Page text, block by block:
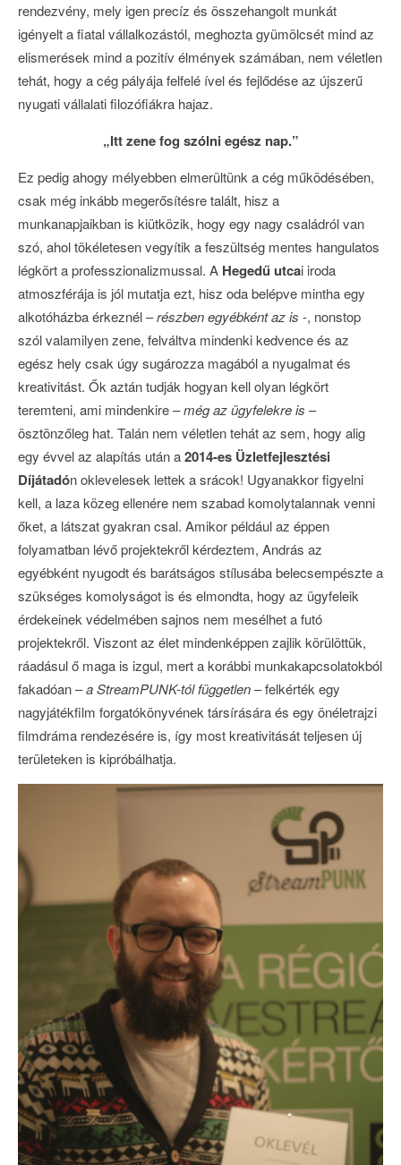
rendezvény, mely igen precíz és összehangolt munkát
igényelt a fiatal vállalkozástól, meghozta gyümölcsét mind az
elismerések mind a pozitív élmények számában, nem véletlen
tehát, hogy a cég pályája felfelé ível és fejlődése az újszerű
nyugati vállalati filozófiákra hajaz.
„Itt zene fog szólni egész nap.”
Ez pedig ahogy mélyebben elmerültünk a cég működésében,
csak még inkább megerősítésre talált, hisz a
munkanapjaikban is kiütközik, hogy egy nagy családról van
szó, ahol tökéletesen vegyítik a feszültség mentes hangulatos
légkört a professzionalizmussal. A Hegedű utcai iroda
atmoszférája is jól mutatja ezt, hisz oda belépve mintha egy
alkotóházba érkeznél –részben egyébként az is -, nonstop
szól valamilyen zene, felváltva mindenki kedvence és az
egész hely csak úgy sugározza magából a nyugalmat és
kreativitást. Ők aztán tudják hogyan kell olyan légkört
teremteni, ami mindenkire –még az ügyfelekre is –
ösztönzőleg hat. Talán nem véletlen tehát az sem, hogy alig
egy évvel az alapítás után a2014-es Üzletfejlesztési
Díjátadón oklevelesek lettek a srácok! Ugyanakkor figyelni
kell, a laza közeg ellenére nem szabad komolytalannak venni
őket, a látszat gyakran csal. Amikor például az éppen
folyamatban lévő projektekről kérdeztem, András az
egyébként nyugodt és barátságos stílusába belecsempészte a
szükséges komolyságot is és elmondta, hogy az ügyfeleik
érdekeinek védelmében sajnos nem mesélhet a futó
projektekről. Viszont az élet mindenképpen zajlik körülöttük,
ráadásul ő maga is izgul, mert a korábbi munkakapcsolatokból
fakadóan –a StreamPUNK-tól független– felkérték egy
nagyjátékfilm forgatókönyvének társírására és egy önéletrajzi
filmdráma rendezésére is, így most kreativitását teljesen új
területeken is kipróbálhatja.